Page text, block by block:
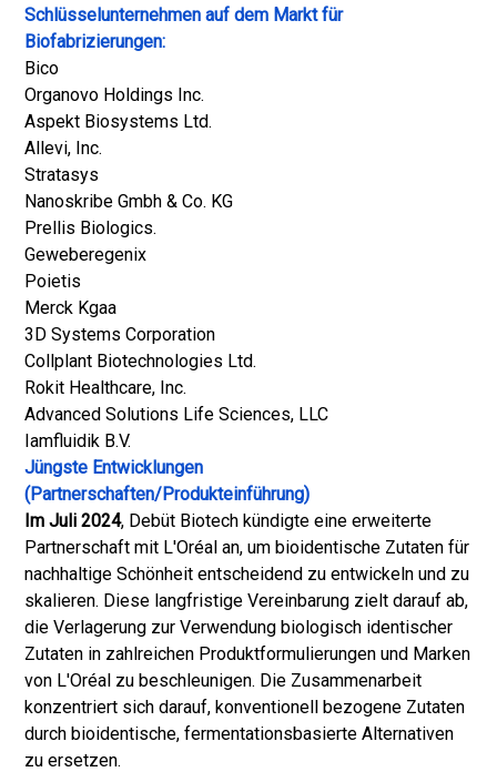
Schlüsselunternehmen auf dem Markt für
Biofabrizierungen:
Bico
Organovo Holdings Inc.
Aspekt Biosystems Ltd.
Allevi, Inc.
Stratasys
Nanoskribe Gmbh & Co. KG
Prellis Biologics.
Geweberegenix
Poietis
Merck Kgaa
3D Systems Corporation
Collplant Biotechnologies Ltd.
Rokit Healthcare, Inc.
Advanced Solutions Life Sciences, LLC
Iamfluidik B.V.
Jüngste Entwicklungen
(Partnerschaften/Produkteinführung)
Im Juli 2024, Debüt Biotech kündigte eine erweiterte
Partnerschaft mit L'Oréal an, um bioidentische Zutaten für
nachhaltige Schönheit entscheidend zu entwickeln und zu
skalieren. Diese langfristige Vereinbarung zielt darauf ab,
die Verlagerung zur Verwendung biologisch identischer
Zutaten in zahlreichen Produktformulierungen und Marken
von L'Oréal zu beschleunigen. Die Zusammenarbeit
konzentriert sich darauf, konventionell bezogene Zutaten
durch bioidentische, fermentationsbasierte Alternativen
zu ersetzen.